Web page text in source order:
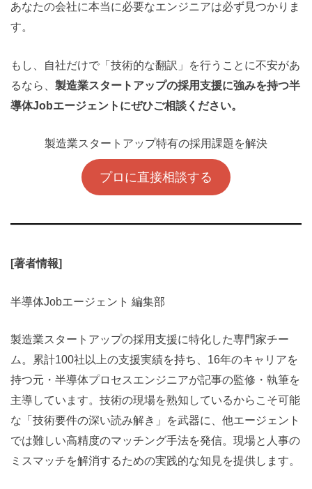
あなたの会社に本当に必要なエンジニアは必ず見つかりま
す。
もし、自社だけで「技術的な翻訳」を行うことに不安があ
るなら、 製造業スタートアップの採用支援に強みを持つ半
導体Jobエージェントにぜひご相談ください。
製造業スタートアップ特有の採用課題を解決
プロに直接相談する
[著者情報]
半導体Jobエージェント 編集部
製造業スタートアップの採用支援に特化した専門家チー
ム。累計100社以上の支援実績を持ち、16年のキャリアを
持つ元・半導体プロセスエンジニアが記事の監修・執筆を
主導しています。技術の現場を熟知しているからこそ可能
な「技術要件の深い読み解き」を武器に、他エージェント
では難しい高精度のマッチング手法を発信。現場と人事の
ミスマッチを解消するための実践的な知見を提供します。